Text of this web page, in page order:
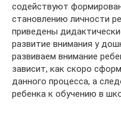
содействуют
становлению личности
приведены
развитие внимания у
развиваем внимание
зависит, как скоро
данного процесса, а
ребенка к обучению в